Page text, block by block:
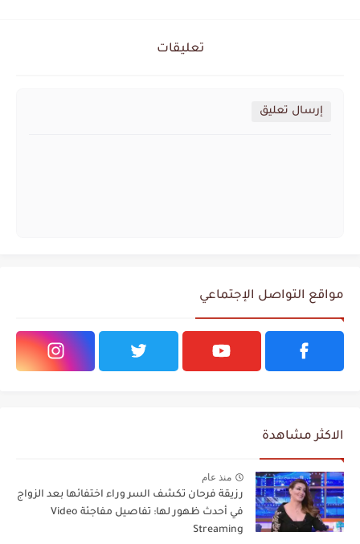
تعليقات
إرسال تعليق
مواقع التواصل الإجتماعي
الاكثر مشاهدة
منذ عام
رزيقة فرحان تكشف السر وراء اختفائها بعد الزواج
في أحدث ظهور لها: تفاصيل مفاجئة Video
Streaming